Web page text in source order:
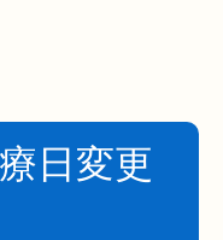
日変更